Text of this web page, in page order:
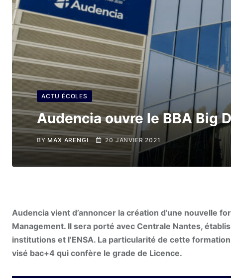
ACTU ÉCOLES
Audencia ouvre le BBA Big
BY MAX ARENGI 20 JANVIER 2021
Audencia vient d’annoncer la création d’une nouvelle
Management. Il sera porté avec Centrale Nantes,
institutions et l’ENSA. La particularité de cette
visé bac+4 qui confère le grade de Licence.